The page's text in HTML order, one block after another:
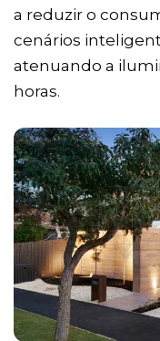
a reduzir o
cenários
atenuando a
horas.